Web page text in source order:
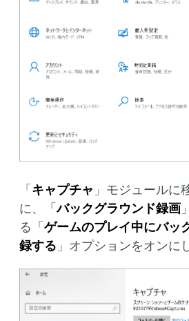
「キャプチャ 」モジュールに
に、「バックグラウンド録画
る「ゲームのプレイ中にバッ
録する 」オプションをオンに